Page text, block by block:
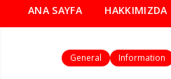
ANA SAYFA HAKKIMIZDA
General Information